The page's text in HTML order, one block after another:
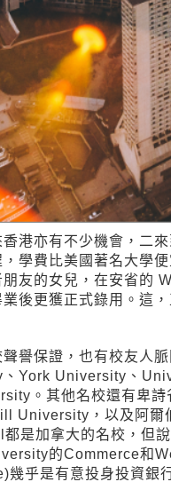
港亦有不少機會，二
學費比美國著名大學
友的女兒，在安省的
後更獲正式錄用。這
譽保證，也有校友人
York University、
。其他名校還有卑
University，以及阿
是加拿大的名校，但
的Commerce和
乎是有意投身投資銀